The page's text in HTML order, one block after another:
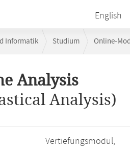
English
Informatik Studium Online-
Analysis
Analysis)
Vertiefungsmodul,